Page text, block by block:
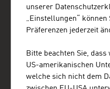
Austrian Embassy - Commercial
Menara Kadin Indonesia, 19th
Jalan HR Rasuna Said Blok X-5,
12950 Jakarta
Indonesien
unserer
„Einstellungen“ können
Präferenzen jederzeit
Bitte beachten Sie, dass
US-amerikanischen
welche sich nicht dem